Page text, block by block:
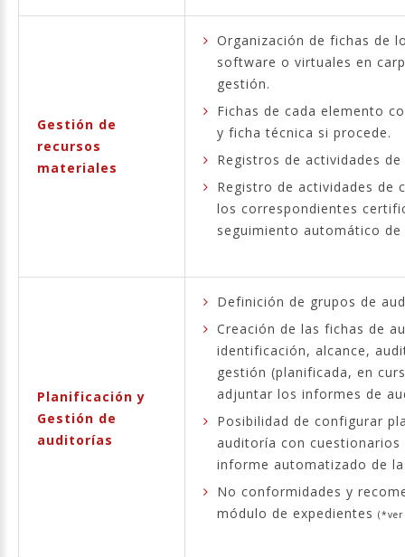
Gestión de
recursos
materiales
Organización de fichas de
software o virtuales en
gestión.
Fichas de cada elemento
y ficha técnica si procede.
Registros de actividades
Registro de actividades de
los correspondientes
seguimiento automático de
Planificación y
Gestión de
auditorías
Definición de grupos de
Creación de las fichas de
identificación, alcance,
gestión (planificada, en
adjuntar los informes de
Posibilidad de configurar
auditoría con
informe automatizado de
No conformidades y
módulo de expedientes (*ver